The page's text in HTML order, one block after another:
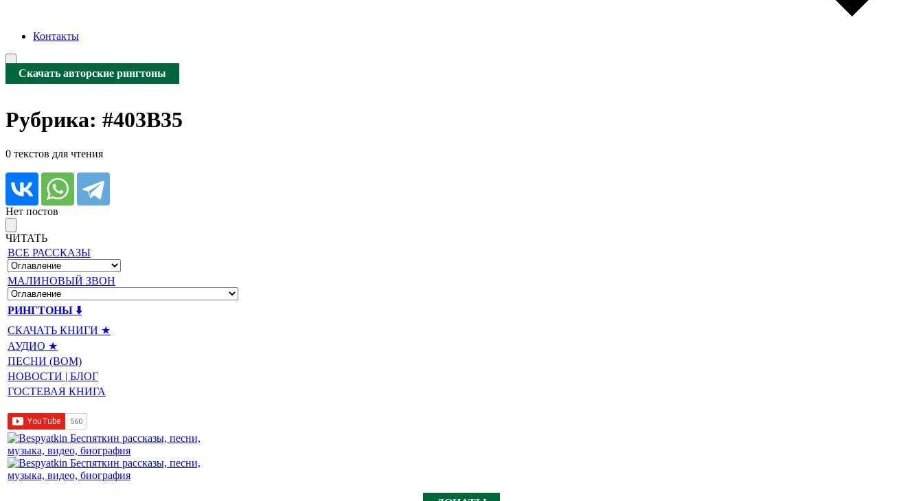
Контакты
Скачать авторские рингтоны
Рубрика: #403B35
0 текстов для чтения
Нет постов
ЧИТАТЬ
ВСЕ РАССКАЗЫ
МАЛИНОВЫЙ ЗВОН
РИНГТОНЫ ⬇️
СКАЧАТЬ КНИГИ ★
АУДИО ★
ПЕСНИ (BOM)
НОВОСТИ | БЛОГ
ГОСТЕВАЯ КНИГА